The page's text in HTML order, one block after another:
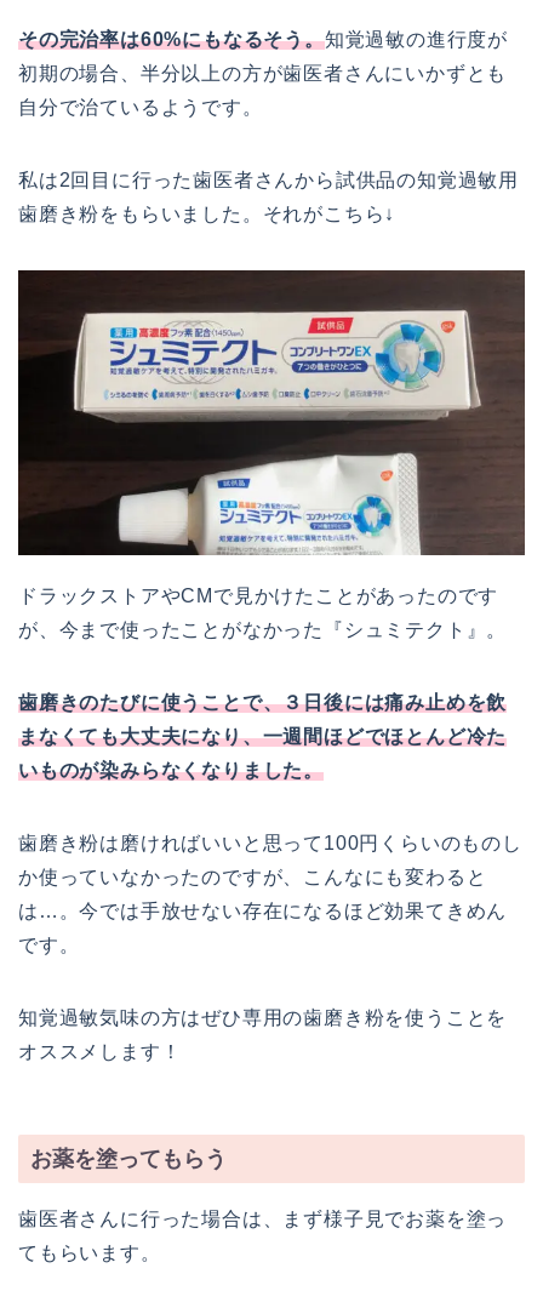
その完治率は60%にもなるそう。知覚過敏の進行度が
初期の場合、半分以上の方が歯医者さんにいかずとも
自分で治ているようです。
私は2回目に行った歯医者さんから試供品の知覚過敏用
歯磨き粉をもらいました。それがこちら↓
ドラックストアやCMで見かけたことがあったのです
が、今まで使ったことがなかった『シュミテクト』。
歯磨きのたびに使うことで、３日後には痛み止めを飲
まなくても大丈夫になり、一週間ほどでほとんど冷た
いものが染みらなくなりました。
歯磨き粉は磨ければいいと思って100円くらいのものし
か使っていなかったのですが、こんなにも変わると
は…。今では手放せない存在になるほど効果てきめん
です。
知覚過敏気味の方はぜひ専用の歯磨き粉を使うことを
オススメします！
お薬を塗ってもらう
歯医者さんに行った場合は、まず様子見でお薬を塗っ
てもらいます。